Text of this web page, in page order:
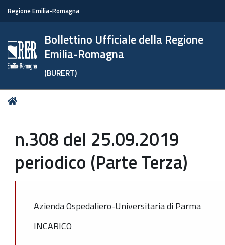
Regione Emilia-Romagna
Bollettino Ufficiale della Regione
Emilia-Romagna
(BURERT)
Tu
n.308 del 25.09.2019
periodico (Parte Terza)
Azienda Ospedaliero-Universitaria di Parma
INCARICO